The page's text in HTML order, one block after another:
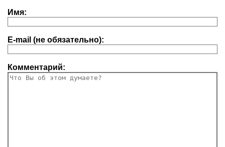
Имя:
E-mail (не обязательно):
Комментарий: